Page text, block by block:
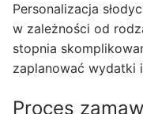
Personalizacja
w zależności od
stopnia
zaplanować wydatki
Proces